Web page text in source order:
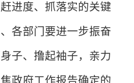
进度、抓落实的关键
各部门要进一步振奋
子、撸起袖子，亲力
政府工作报告确定的